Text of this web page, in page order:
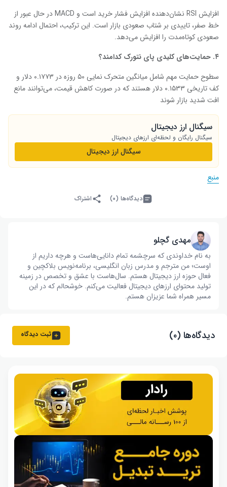
افزایش RSI نشان‌دهنده افزایش فشار خرید است و MACD در حال عبور از
خط صفر، تاییدی بر شتاب صعودی بازار است. این ترکیب، احتمال ادامه روند
صعودی کوتاه‌مدت را افزایش می‌دهد.
۴. حمایت‌های کلیدی پای نتورک کدامند؟
سطوح حمایت مهم شامل میانگین متحرک نمایی ۵۰ روزه در ۰.۱۷۷۳ دلار و
کف تاریخی ۰.۱۵۳۳ دلار هستند که در صورت کاهش قیمت، می‌توانند مانع
افت شدید بازار شوند
سیگنال ارز دیجیتال
سیگنال رایگان و لحظه‌ای ارزهای دیجیتال
سیگنال ارز دیجیتال
منبع
دیدگاه‌ها (۰) اشتراک
مهدی گچلو
به نام خداوندی که سرچشمه تمام دانایی‌هاست و هرچه داریم از
اوست؛ من مترجم و مدرس زبان انگلیسی، برنامه‌نویس بلاکچین و
فعال حوزه ارز دیجیتال هستم. سال‌هاست با عشق و تخصص در زمینه
تولید محتوای ارزهای دیجیتال فعالیت می‌کنم. خوشحالم که در این
مسیر همراه شما عزیزان هستم.
دیدگاه‌ها (۰) ثبت دیدگاه